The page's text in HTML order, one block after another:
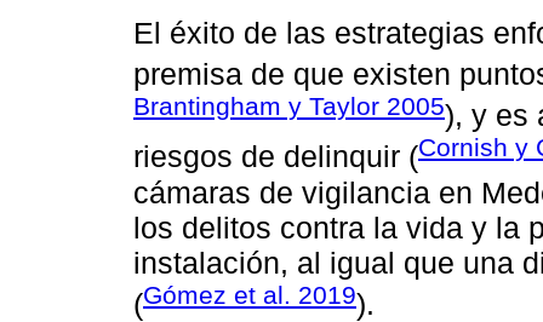
El éxito de las estrategias
premisa de que existen
Brantingham y Taylor 2005), y es
riesgos de delinquir (Cornish y
cámaras de vigilancia en
los delitos contra la vida y la
instalación, al igual que una
(Gómez et al. 2019).